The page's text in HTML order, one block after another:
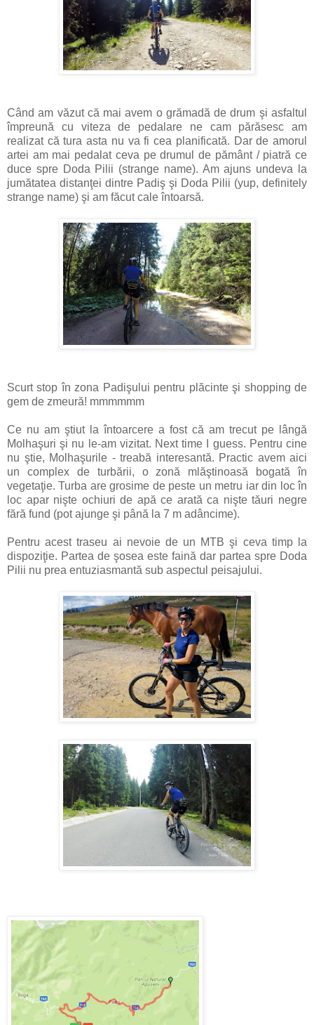
Când am văzut că mai avem o grămadă de drum şi asfaltul
împreună cu viteza de pedalare ne cam părăsesc am
realizat că tura asta nu va fi cea planificată. Dar de amorul
artei am mai pedalat ceva pe drumul de pământ / piatră ce
duce spre Doda Pilii (strange name). Am ajuns undeva la
jumătatea distanţei dintre Padiş şi Doda Pilii (yup, definitely
strange name) şi am făcut cale întoarsă.
Scurt stop în zona Padişului pentru plăcinte şi shopping de
gem de zmeură! mmmmmm
Ce nu am ştiut la întoarcere a fost că am trecut pe lângă
Molhaşuri şi nu le-am vizitat. Next time I guess. Pentru cine
nu ştie, Molhaşurile - treabă interesantă. Practic avem aici
un complex de turbării, o zonă mlăştinoasă bogată în
vegetaţie. Turba are grosime de peste un metru iar din loc în
loc apar nişte ochiuri de apă ce arată ca nişte tăuri negre
fără fund (pot ajunge şi până la 7 m adâncime).
Pentru acest traseu ai nevoie de un MTB şi ceva timp la
dispoziţie. Partea de şosea este faină dar partea spre Doda
Pilii nu prea entuziasmantă sub aspectul peisajului.